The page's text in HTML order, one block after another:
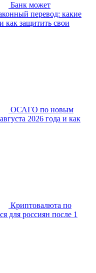
Банк может
перевод: какие
как защитить свои
ОСАГО по новым
2026 года и как
Криптовалюта по
для россиян после 1